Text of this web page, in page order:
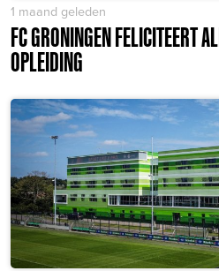
1 maand geleden
FC GRONINGEN FELICITEERT
OPLEIDING